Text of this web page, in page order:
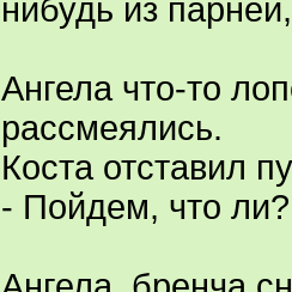
нибудь из
Ангела что-то
рассмеялись.
Коста отставил
- Пойдем, что ли?